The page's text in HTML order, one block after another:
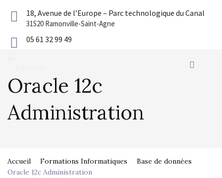
18, Avenue de l’Europe – Parc technologique du Canal
31520 Ramonville-Saint-Agne
05 61 32 99 49
Oracle 12c
Administration
Accueil Formations Informatiques
Base de données
Oracle 12c Administration